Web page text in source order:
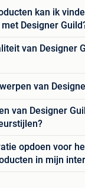
kan ik
Designer
van Designer
van
van Designer
opdoen voor
in mijn